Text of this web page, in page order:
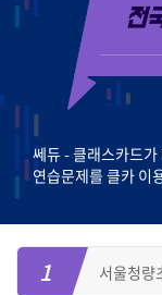
전
쎄듀 - 클래스카드
연습문제를 클카 이
1 서울청량